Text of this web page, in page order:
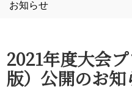
お知らせ
2021年度大会
版）公開のお知